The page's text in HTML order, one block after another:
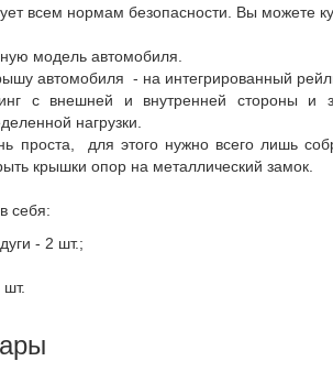
всем нормам безопасности. Вы можете
модель автомобиля.
автомобиля - на интегрированный
с внешней и внутренней стороны
нагрузки.
проста, для этого нужно всего лишь
крышки опор на металлический замок.
себя:
- 2 шт.;
шт.